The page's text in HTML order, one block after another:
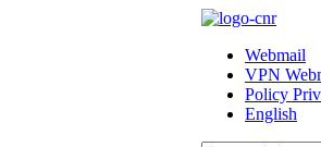
Webmail
VPN
Policy
English